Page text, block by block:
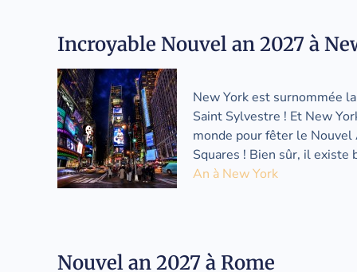
Incroyable Nouvel an 2027 à
New York est surnommée
Saint Sylvestre ! Et New
monde pour fêter le Nouvel
Squares ! Bien sûr, il existe
An à New York
Nouvel an 2027 à Rome